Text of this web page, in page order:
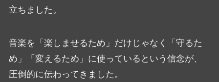
立ちました。
音楽を「楽しませるため」だけじゃなく「守るた
め」「変えるため」に使っているという信念が、
圧倒的に伝わってきました。